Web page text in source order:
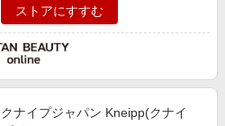
ストアにすすむ
クナイプジャパン Kneipp(クナイ